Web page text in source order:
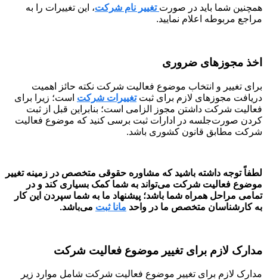
همچنین شما باید در صورت تغییر نام شرکت، این تغییرات را به
مراجع مربوطه اعلام نمایید.
اخذ مجوزهای ضروری
برای تغییر و انتخاب موضوع فعالیت شرکت نکته حائز اهمیت
دریافت مجوزهای لازم برای ثبتتغییرات شرکت است؛ زیرا برای
فعالیت شرکت داشتن مجوز الزامی است؛ بنابراین قبل از ثبت
کردن صورت‌جلسه در ادارات ثبت برسی کنید که موضوع فعالیت
شرکت مطابق قانون کشوری باشد.
لطفاً توجه داشته باشید که مشاوره حقوقی متخصص در زمینه تغییر
موضوع فعالیت شرکت می‌تواند به شما کمک بسیاری کند و در
تمامی مراحل همراه شما باشد؛ پیشنهاد ما به شما سپردن این کار
به کارشناسان متخصص ما در واحد مانا ثبت می‌باشد.
مدارک لازم برای تغییر موضوع فعالیت شرکت
مدارک لازم برای تغییر موضوع فعالیت شرکت شامل موارد زیر